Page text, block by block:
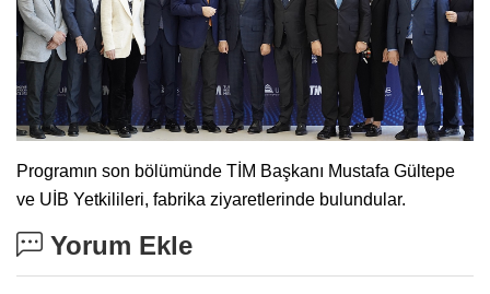
Programın son bölümünde TİM Başkanı Mustafa Gültepe
ve UİB Yetkilileri, fabrika ziyaretlerinde bulundular.
Yorum Ekle